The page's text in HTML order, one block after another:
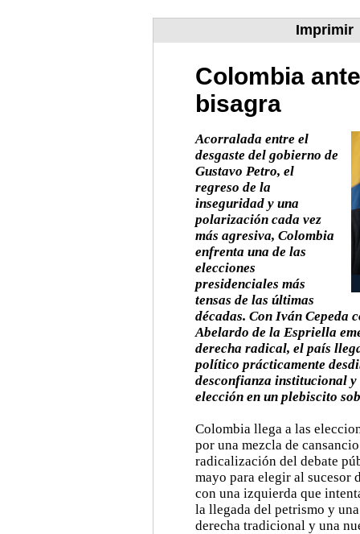
Imprimir
Colombia
bisagra
Acorralada entre el
desgaste del gobierno de
Gustavo Petro, el
regreso de la
inseguridad y una
polarización cada vez
más agresiva, Colombia
enfrenta una de las
elecciones
presidenciales más
tensas de las últimas
décadas. Con Iván Cepeda
Abelardo de la Espriella
derecha radical, el país
político prácticamente
desconfianza institucional
elección en un plebiscito
Colombia llega a las
por una mezcla de
radicalización del debate
mayo para elegir al sucesor
con una izquierda que
la llegada del petrismo y
derecha tradicional y una